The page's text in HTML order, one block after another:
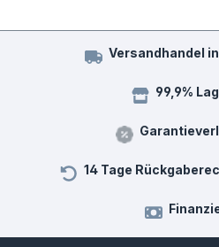
Versandhandel
99,9%
14 Tage